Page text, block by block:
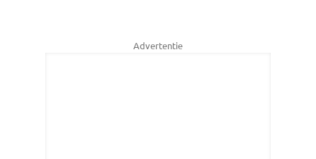
Advertentie